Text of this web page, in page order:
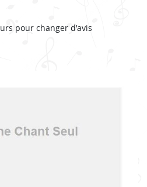
pour changer d'avis